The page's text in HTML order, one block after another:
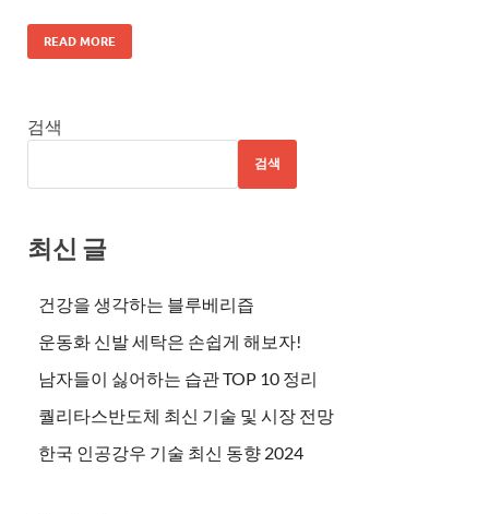
READ MORE
검색
검색
최신 글
건강을 생각하는 블루베리즙
운동화 신발 세탁은 손쉽게 해보자!
남자들이 싫어하는 습관 TOP 10 정리
퀄리타스반도체 최신 기술 및 시장 전망
한국 인공강우 기술 최신 동향 2024